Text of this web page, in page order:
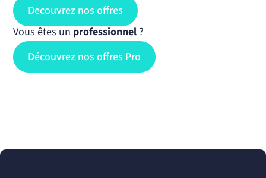
Decouvrez nos offres
Vous êtes un professionnel ?
Découvrez nos offres Pro